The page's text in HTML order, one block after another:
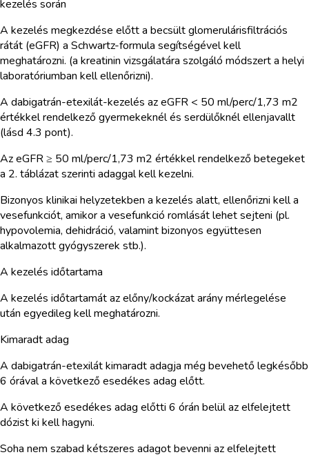
kezelés során
A kezelés megkezdése előtt a becsült glomerulárisfiltrációs
rátát (eGFR) a Schwartz-formula segítségével kell
meghatározni. (a kreatinin vizsgálatára szolgáló módszert a helyi
laboratóriumban kell ellenőrizni).
A dabigatrán-etexilát-kezelés az eGFR < 50 ml/perc/1,73 m2
értékkel rendelkező gyermekeknél és serdülőknél ellenjavallt
(lásd 4.3 pont).
Az eGFR ≥ 50 ml/perc/1,73 m2 értékkel rendelkező betegeket
a 2. táblázat szerinti adaggal kell kezelni.
Bizonyos klinikai helyzetekben a kezelés alatt, ellenőrizni kell a
vesefunkciót, amikor a vesefunkció romlását lehet sejteni (pl.
hypovolemia, dehidráció, valamint bizonyos együttesen
alkalmazott gyógyszerek stb.).
A kezelés időtartama
A kezelés időtartamát az előny/kockázat arány mérlegelése
után egyedileg kell meghatározni.
Kimaradt adag
A dabigatrán-etexilát kimaradt adagja még bevehető legkésőbb
6 órával a következő esedékes adag előtt.
A következő esedékes adag előtti 6 órán belül az elfelejtett
dózist ki kell hagyni.
Soha nem szabad kétszeres adagot bevenni az elfelejtett